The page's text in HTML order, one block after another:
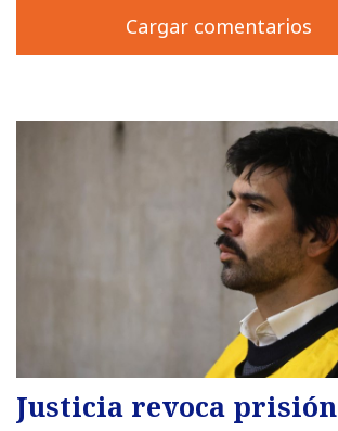
Cargar comentarios
Justicia revoca prisión